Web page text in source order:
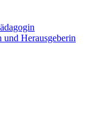
und Herausgeberin